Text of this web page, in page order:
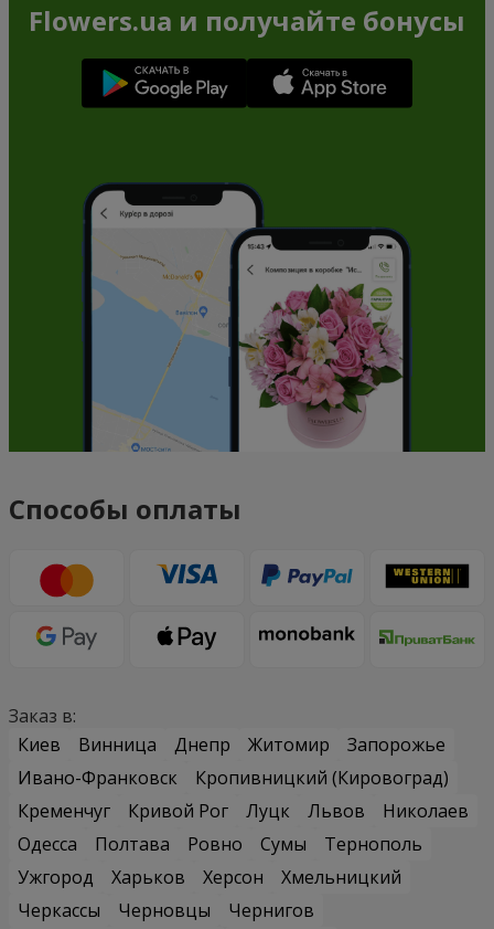
Flowers.ua и получайте бонусы
Способы оплаты
Заказ в:
Киев
Винница Днепр Житомир
Запорожье
Ивано-Франковск
Кропивницкий (Кировоград)
Кременчуг
Кривой Рог Луцк Львов
Николаев
Одесса
Полтава Ровно Сумы
Тернополь
Ужгород
Харьков Херсон
Хмельницкий
Черкассы
Черновцы
Чернигов